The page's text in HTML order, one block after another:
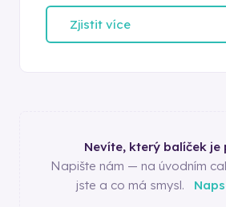
Zjistit více
Nevíte, který balíček je
Napište nám — na úvodním
jste a co má smysl.